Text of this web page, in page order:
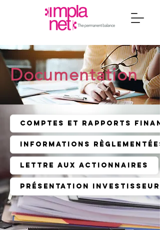
Documentation
Comptes et rapports
Informations
Lettre aux Actionnaires
Présentation